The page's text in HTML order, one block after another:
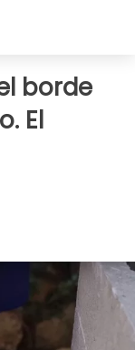
borde
El